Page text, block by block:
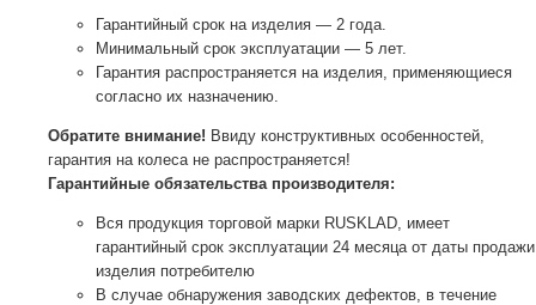
Гарантийный срок на изделия — 2 года.
Минимальный срок эксплуатации — 5 лет.
Гарантия распространяется на изделия, применяющиеся
согласно их назначению.
Обратите внимание! Ввиду конструктивных особенностей,
гарантия на колеса не распространяется!
Гарантийные обязательства производителя:
Вся продукция торговой марки RUSKLAD, имеет
гарантийный срок эксплуатации 24 месяца от даты продажи
изделия потребителю
В случае обнаружения заводских дефектов, в течение